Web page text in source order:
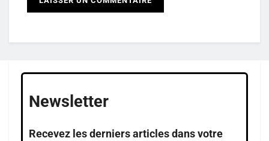
Newsletter
Recevez les derniers articles dans votre